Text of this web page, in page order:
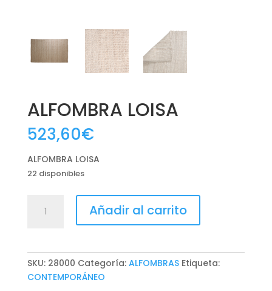
ALFOMBRA LOISA
523,60€
ALFOMBRA LOISA
22 disponibles
LOISA
Añadir al carrito
SKU: 28000 Categoría: ALFOMBRAS Etiqueta:
CONTEMPORÁNEO